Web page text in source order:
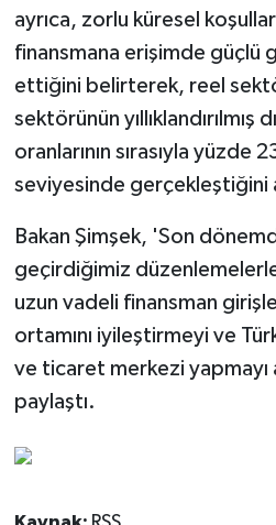
ayrıca, zorlu küresel
finansmana erişimde güçlü
ettiğini belirterek, reel
sektörünün yıllıklandırılmış
oranlarının sırasıyla yüzde
seviyesinde gerçekleştiğini
Bakan Şimşek, 'Son
geçirdiğimiz
uzun vadeli finansman
ortamını iyileştirmeyi ve
ve ticaret merkezi yapmayı
paylaştı.